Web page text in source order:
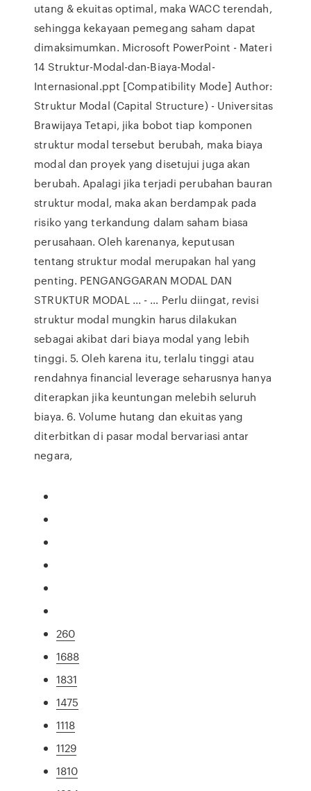
utang & ekuitas optimal, maka WACC terendah,
sehingga kekayaan pemegang saham dapat
dimaksimumkan. Microsoft PowerPoint - Materi
14 Struktur-Modal-dan-Biaya-Modal-
Internasional.ppt [Compatibility Mode] Author:
Struktur Modal (Capital Structure) - Universitas
Brawijaya Tetapi, jika bobot tiap komponen
struktur modal tersebut berubah, maka biaya
modal dan proyek yang disetujui juga akan
berubah. Apalagi jika terjadi perubahan bauran
struktur modal, maka akan berdampak pada
risiko yang terkandung dalam saham biasa
perusahaan. Oleh karenanya, keputusan
tentang struktur modal merupakan hal yang
penting. PENGANGGARAN MODAL DAN
STRUKTUR MODAL ... - … Perlu diingat, revisi
struktur modal mungkin harus dilakukan
sebagai akibat dari biaya modal yang lebih
tinggi. 5. Oleh karena itu, terlalu tinggi atau
rendahnya financial leverage seharusnya hanya
diterapkan jika keuntungan melebih seluruh
biaya. 6. Volume hutang dan ekuitas yang
diterbitkan di pasar modal bervariasi antar
negara,
260
1688
1831
1475
1118
1129
1810